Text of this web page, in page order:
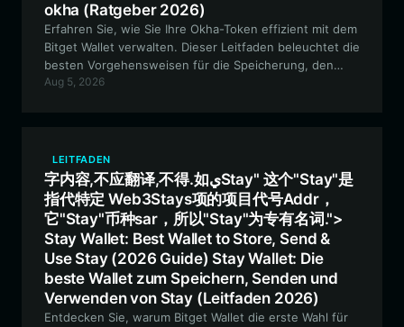
okha (Ratgeber 2026)
Erfahren Sie, wie Sie Ihre Okha-Token effizient mit dem
Bitget Wallet verwalten. Dieser Leitfaden beleuchtet die
besten Vorgehensweisen für die Speicherung, den
Handel und die Interaktion mit dem Community-
Aug 5, 2026
LEITFADEN
字内容,不应翻译,不得.如يStay" 这个"Stay"是
指代特定 Web3Stays项的项目代号Addr，
它"Stay"币种sar，所以"Stay"为专有名词.">
Stay Wallet: Best Wallet to Store, Send &
Use Stay (2026 Guide) Stay Wallet: Die
beste Wallet zum Speichern, Senden und
Verwenden von Stay (Leitfaden 2026)
Entdecken Sie, warum Bitget Wallet die erste Wahl für